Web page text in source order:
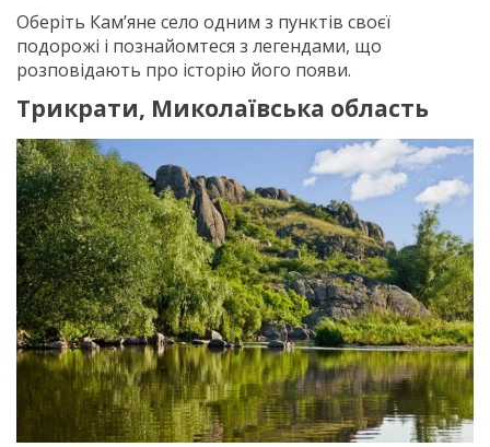
Oберіть Кам’яне село одним з пунктів своєї
подорожі і познайомтеся з легендами, що
розповідають про історію його появи.
Трикрати, Миколаївська область